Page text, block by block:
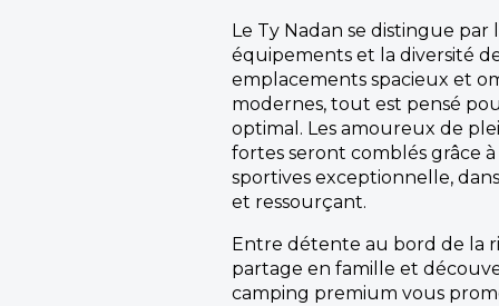
Le Ty Nadan se distingue par
équipements et la diversité
emplacements spacieux et
modernes, tout est pensé
optimal. Les amoureux de
fortes seront comblés grâce
sportives exceptionnelle,
et ressourçant.
Entre détente au bord de la
partage en famille et
camping premium vous